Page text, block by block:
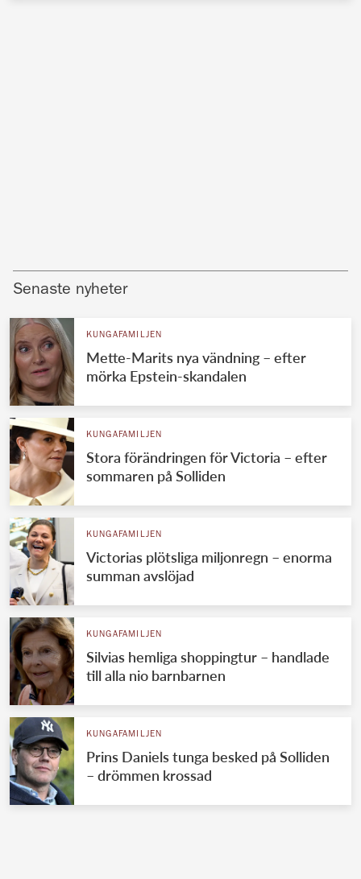
Senaste nyheter
KUNGAFAMILJEN
Mette-Marits nya vändning – efter
mörka Epstein-skandalen
KUNGAFAMILJEN
Stora förändringen för Victoria – efter
sommaren på Solliden
KUNGAFAMILJEN
Victorias plötsliga miljonregn – enorma
summan avslöjad
KUNGAFAMILJEN
Silvias hemliga shoppingtur – handlade
till alla nio barnbarnen
KUNGAFAMILJEN
Prins Daniels tunga besked på Solliden
– drömmen krossad